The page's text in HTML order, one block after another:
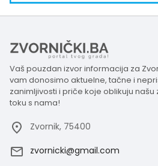
Vaš pouzdan izvor informacija za
vam donosimo aktuelne, tačne i
zanimljivosti i priče koje oblikuju našu
toku s nama!
Zvornik, 75400
zvornicki@gmail.com